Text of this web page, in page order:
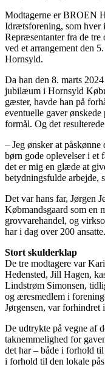
Modtagerne er BROEN
Idrætsforening, som hver
Repræsentanter fra de
ved et arrangement den
Hornsyld.
Da han den 8. marts
jubilæum i Hornsyld
gæster, havde han på
eventuelle gaver
formål. Og det
– Jeg ønsker at
børn gode oplevelser i et
det er mig en glæde at
betydningsfulde arbejde,
Det var hans far, Jørgen
Købmandsgaard som en
grovvarehandel, og
har i dag over 200 ansatte.
Stort skulderklap
De tre modtagere var
Hedensted, Jill Hagen,
Lindstrøm Simonsen,
og æresmedlem i
Jørgensen, var forhindret
De udtrykte på vegne af
taknemmelighed for
det har – både i forhold
i forhold til den lokale